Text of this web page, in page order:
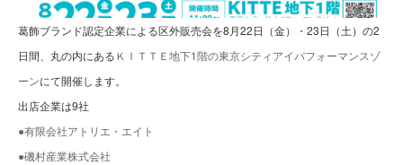
葛飾ブランド認定企業による区外販売会を8月22日（金）・23日（土）の2
日間、丸の内にあるＫＩＴＴＥ地下1階の東京シティアイパフォーマンスゾ
ーンにて開催します。
出店企業は9社
●有限会社アトリエ・エイト
●磯村産業株式会社